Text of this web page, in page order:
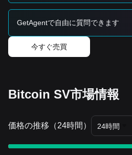
立/楽観的」へと変化しています。
リティのブレイクアウトが差し迫
ます。
市場見通し
楽観的ケース：
ットとします。
アナリストたちの一般的なコンセン
い動きを経験する可能性があるもの
ベルを上回っていれば、中期的なト
GetAgentで自由に質問できます
今すぐ売買
Bitcoin SV市場情報
価格の推移（24時間） 24時間